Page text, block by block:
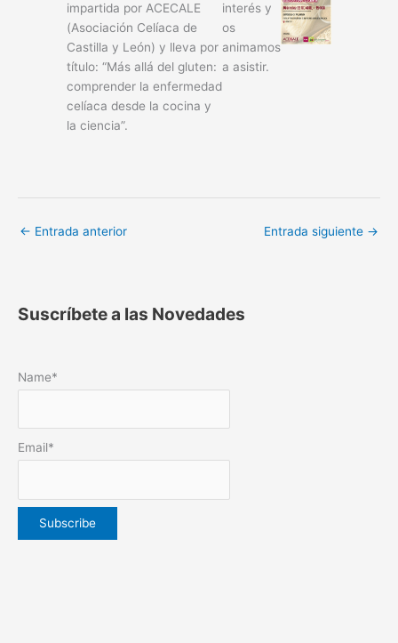
impartida por ACECALE
(Asociación Celíaca de
Castilla y León) y lleva por
título: “Más allá del gluten:
comprender la enfermedad
celíaca desde la cocina y
la ciencia”.
interés y
os
animamos
a asistir.
← Entrada anterior Entrada siguiente →
Suscríbete a las Novedades
Name*
Email*